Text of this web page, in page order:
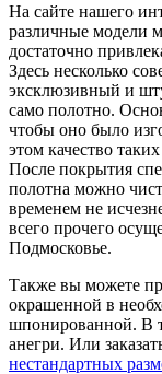
На сайте нашего
различные модели
достаточно
Здесь несколько
эксклюзивный и
само полотно.
чтобы оно было
этом качество
После покрытия
полотна можно
временем не
всего прочего
Подмосковье.
Также вы можете
окрашенной в
шпонированной. В
анегри. Или
нестандартных